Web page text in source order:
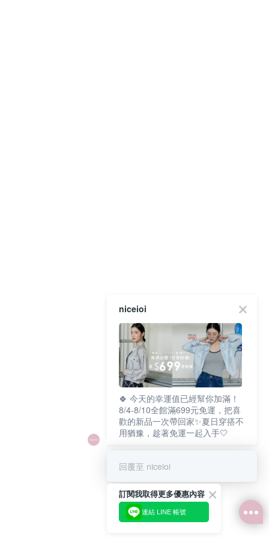
niceioi
🍀 今天的幸運值已經幫你加滿！
8/4-8/10全館滿699元免運，把喜
歡的新品一次帶回家✨夏日穿搭不
用猶豫，趁著免運一起入手🤍
回覆至 niceioi
訂閱我取得更多優惠內容
連結 LINE 帳號